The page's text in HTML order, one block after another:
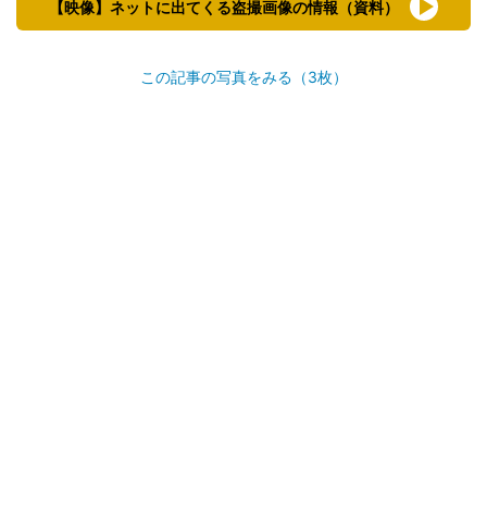
【映像】ネットに出てくる盗撮画像の情報（資料）
この記事の写真をみる（3枚）